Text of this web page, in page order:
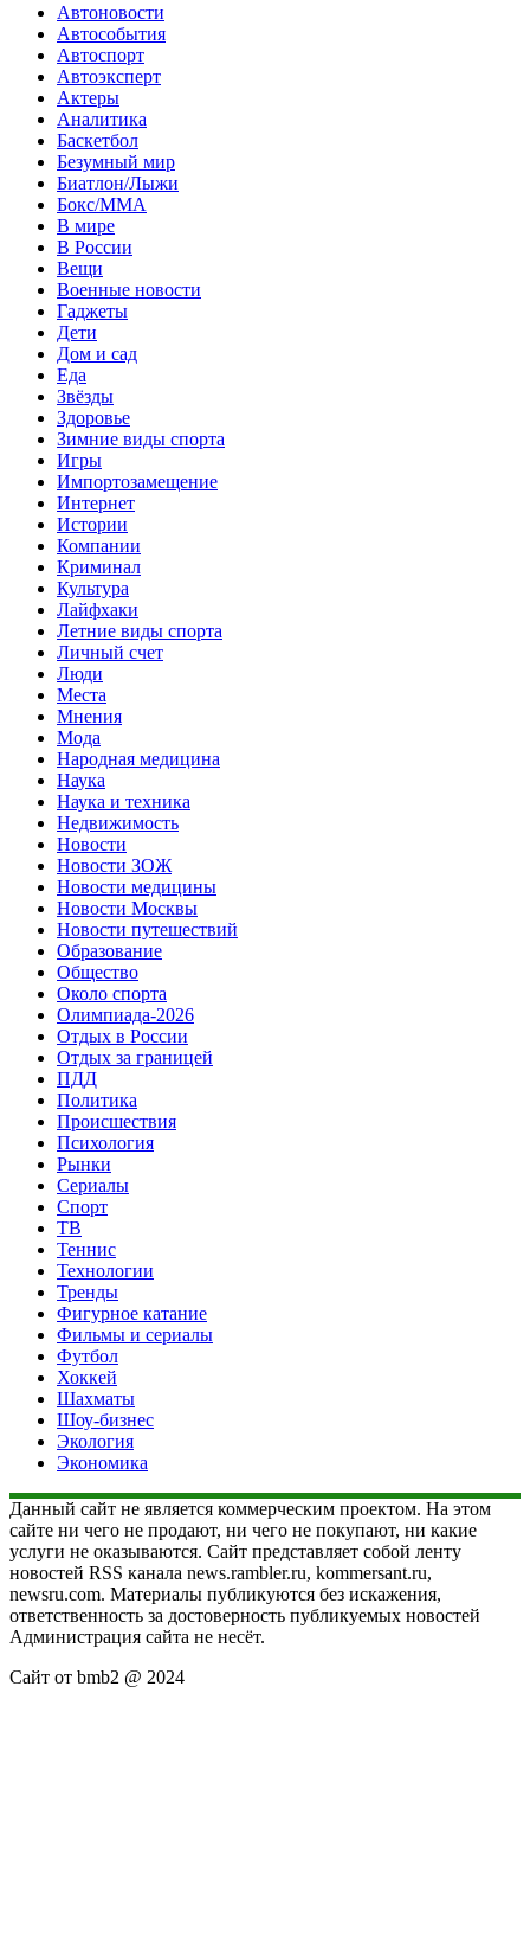
Автоновости
Автособытия
Автоспорт
Автоэксперт
Актеры
Аналитика
Баскетбол
Безумный мир
Биатлон/Лыжи
Бокс/MMA
В мире
В России
Вещи
Военные новости
Гаджеты
Дети
Дом и сад
Еда
Звёзды
Здоровье
Зимние виды спорта
Игры
Импортозамещение
Интернет
Истории
Компании
Криминал
Культура
Лайфхаки
Летние виды спорта
Личный счет
Люди
Места
Мнения
Мода
Народная медицина
Наука
Наука и техника
Недвижимость
Новости
Новости ЗОЖ
Новости медицины
Новости Москвы
Новости путешествий
Образование
Общество
Около спорта
Олимпиада-2026
Отдых в России
Отдых за границей
ПДД
Политика
Происшествия
Психология
Рынки
Сериалы
Спорт
ТВ
Теннис
Технологии
Тренды
Фигурное катание
Фильмы и сериалы
Футбол
Хоккей
Шахматы
Шоу-бизнес
Экология
Экономика
Данный сайт не является коммерческим проектом. На этом
сайте ни чего не продают, ни чего не покупают, ни какие
услуги не оказываются. Сайт представляет собой ленту
новостей RSS канала news.rambler.ru, kommersant.ru,
newsru.com. Материалы публикуются без искажения,
ответственность за достоверность публикуемых новостей
Администрация сайта не несёт.
Сайт от bmb2 @ 2024